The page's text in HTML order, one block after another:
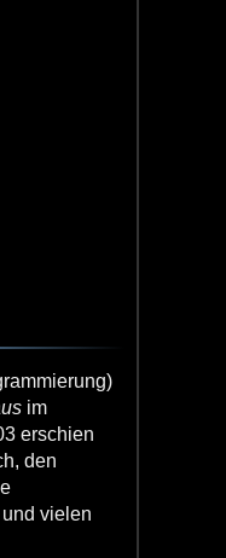
im
erschien
den
vielen